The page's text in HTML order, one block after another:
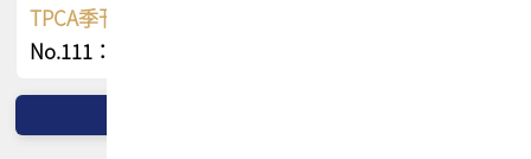
TPCA季刊 FREE 線上版
No.111：PCB全球風險布局與韌性